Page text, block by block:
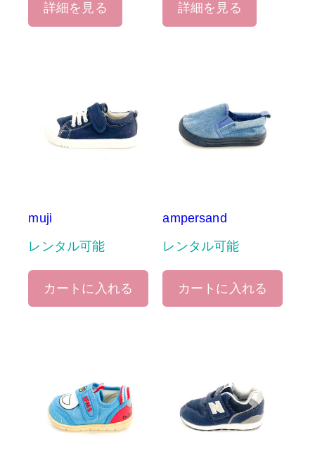
詳細を見る 詳細を見る
muji
レンタル可能
カートに入れる
ampersand
レンタル可能
カートに入れる